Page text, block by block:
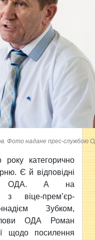
Фото надане прес-службою
категорично
Є й відповідні
ОДА. А на
з віце-прем’єр-
Зубком,
ОДА Роман
щодо посилення